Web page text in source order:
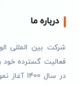
درباره ما
شرکت بین المللی
فعالیت گسترده خود
در سال